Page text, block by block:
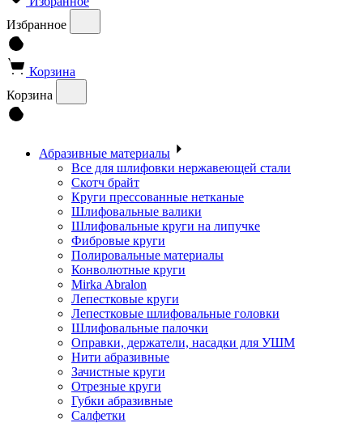
Избранное
Корзина
Корзина
Абразивные материалы
Все для шлифовки нержавеющей стали
Скотч брайт
Круги прессованные нетканые
Шлифовальные валики
Шлифовальные круги на липучке
Фибровые круги
Полировальные материалы
Конволютные круги
Mirka Abralon
Лепестковые круги
Лепестковые шлифовальные головки
Шлифовальные палочки
Оправки, держатели, насадки для УШМ
Нити абразивные
Зачистные круги
Отрезные круги
Губки абразивные
Салфетки